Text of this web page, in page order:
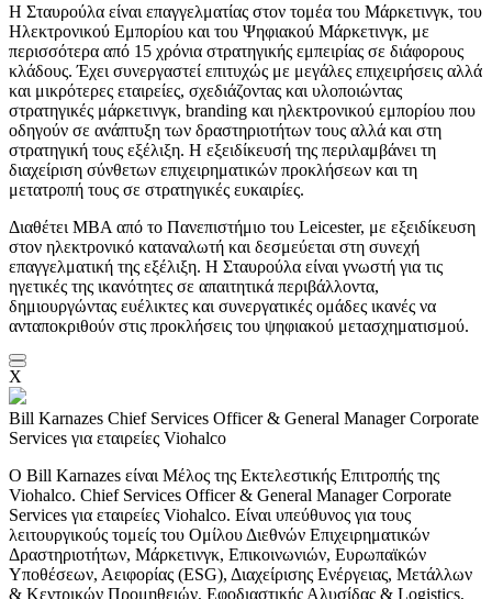
Η Σταυρούλα είναι επαγγελματίας στον τομέα του Μάρκετινγκ, του
Ηλεκτρονικού Εμπορίου και του Ψηφιακού Μάρκετινγκ, με
περισσότερα από 15 χρόνια στρατηγικής εμπειρίας σε διάφορους
κλάδους. Έχει συνεργαστεί επιτυχώς με μεγάλες επιχειρήσεις αλλά
και μικρότερες εταιρείες, σχεδιάζοντας και υλοποιώντας
στρατηγικές μάρκετινγκ, branding και ηλεκτρονικού εμπορίου που
οδηγούν σε ανάπτυξη των δραστηριοτήτων τους αλλά και στη
στρατηγική τους εξέλιξη. Η εξειδίκευσή της περιλαμβάνει τη
διαχείριση σύνθετων επιχειρηματικών προκλήσεων και τη
μετατροπή τους σε στρατηγικές ευκαιρίες.
Διαθέτει MBA από το Πανεπιστήμιο του Leicester, με εξειδίκευση
στον ηλεκτρονικό καταναλωτή και δεσμεύεται στη συνεχή
επαγγελματική της εξέλιξη. Η Σταυρούλα είναι γνωστή για τις
ηγετικές της ικανότητες σε απαιτητικά περιβάλλοντα,
δημιουργώντας ευέλικτες και συνεργατικές ομάδες ικανές να
ανταποκριθούν στις προκλήσεις του ψηφιακού μετασχηματισμού.
X
Bill Karnazes Chief Services Officer & General Manager Corporate
Services για εταιρείες Viohalco
Ο Bill Karnazes είναι Μέλος της Εκτελεστικής Επιτροπής της
Viohalco. Chief Services Officer & General Manager Corporate
Services για εταιρείες Viohalco. Είναι υπεύθυνος για τους
λειτουργικούς τομείς του Ομίλου Διεθνών Επιχειρηματικών
Δραστηριοτήτων, Μάρκετινγκ, Επικοινωνιών, Ευρωπαϊκών
Υποθέσεων, Αειφορίας (ESG), Διαχείρισης Ενέργειας, Μετάλλων
& Κεντρικών Προμηθειών, Εφοδιαστικής Αλυσίδας & Logistics,